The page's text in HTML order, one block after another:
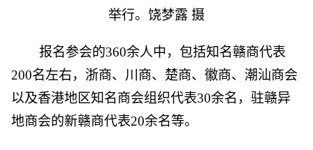
举行。饶梦露 摄
报名参会的360余人中，包括知名赣商代表
200名左右，浙商、川商、楚商、徽商、潮汕商会
以及香港地区知名商会组织代表30余名，驻赣异
地商会的新赣商代表20余名等。